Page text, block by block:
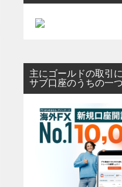
主にゴールドの取引
サブ口座のうちの一つ